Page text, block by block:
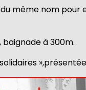
même nom pour
baignade à 300m.